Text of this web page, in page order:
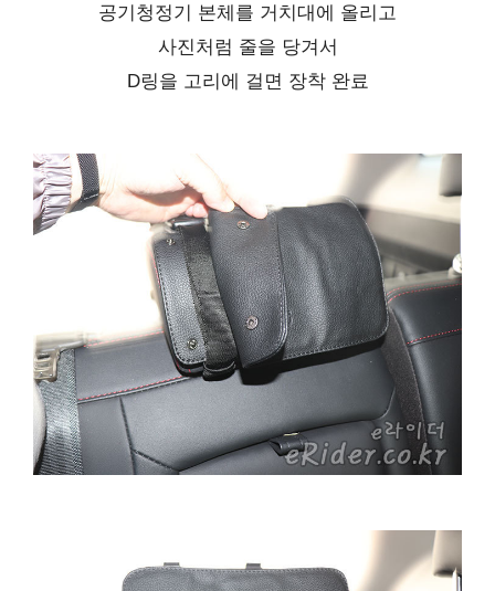
공기청정기 본체를 거치대에 올리고
사진처럼 줄을 당겨서
D링을 고리에 걸면 장착 완료